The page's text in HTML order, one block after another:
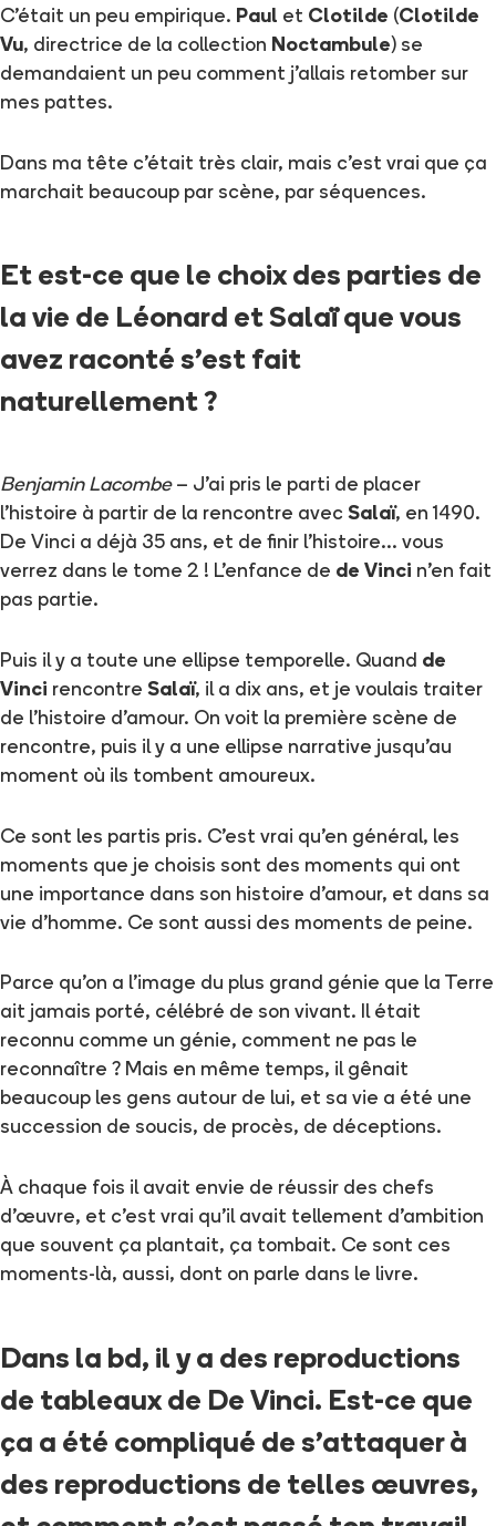
C'était un peu empirique. Paul et Clotilde (Clotilde
Vu, directrice de la collection Noctambule) se
demandaient un peu comment j'allais retomber sur
mes pattes.
Dans ma tête c'était très clair, mais c'est vrai que ça
marchait beaucoup par scène, par séquences.
Et est-ce que le choix des parties de
la vie de Léonard et Salaï que vous
avez raconté s'est fait
naturellement ?
Benjamin Lacombe– J'ai pris le parti de placer
l'histoire à partir de la rencontre avec Salaï, en 1490.
De Vinci a déjà 35 ans, et de finir l'histoire... vous
verrez dans le tome 2 ! L'enfance de de Vinci n'en fait
pas partie.
Puis il y a toute une ellipse temporelle. Quand de
Vinci rencontre Salaï, il a dix ans, et je voulais traiter
de l'histoire d'amour. On voit la première scène de
rencontre, puis il y a une ellipse narrative jusqu'au
moment où ils tombent amoureux.
Ce sont les partis pris. C'est vrai qu'en général, les
moments que je choisis sont des moments qui ont
une importance dans son histoire d'amour, et dans sa
vie d'homme. Ce sont aussi des moments de peine.
Parce qu'on a l'image du plus grand génie que la Terre
ait jamais porté, célébré de son vivant. Il était
reconnu comme un génie, comment ne pas le
reconnaître ? Mais en même temps, il gênait
beaucoup les gens autour de lui, et sa vie a été une
succession de soucis, de procès, de déceptions.
À chaque fois il avait envie de réussir des chefs
d'œuvre, et c'est vrai qu'il avait tellement d'ambition
que souvent ça plantait, ça tombait. Ce sont ces
moments-là, aussi, dont on parle dans le livre.
Dans la bd, il y a des reproductions
de tableaux de De Vinci. Est-ce que
ça a été compliqué de s'attaquer à
des reproductions de telles œuvres,